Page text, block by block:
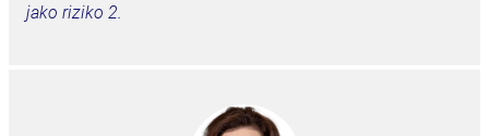
jako riziko 2.